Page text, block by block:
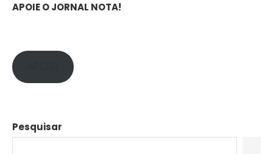
APOIE O JORNAL NOTA!
Pesquisar